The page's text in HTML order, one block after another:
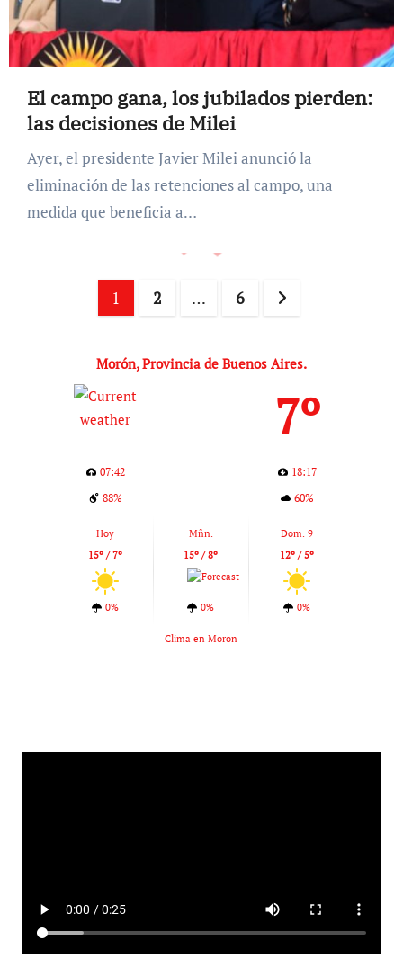
El campo gana, los jubilados pierden:
las decisiones de Milei
Ayer, el presidente Javier Milei anunció la
eliminación de las retenciones al campo, una
medida que beneficia a…
Paginación
entradas
1 2 … 6
Morón, Provincia de Buenos Aires.
7º
07:42
18:17
88%
60%
Hoy
15º / 7º
0%
Mñn.
15º / 8º
0%
Dom. 9
12º / 5º
0%
Clima en Moron